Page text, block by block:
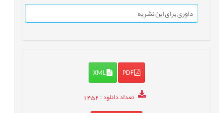
داوری برای این نشریه
PDF
XML
تعداد دانلود: 1452